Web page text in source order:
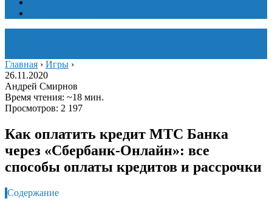
Главная › Игры ›
26.11.2020
Андрей Смирнов
Время чтения: ~18 мин.
Просмотров: 2 197
Как оплатить кредит МТС Банка
через «Сбербанк-Онлайн»: все
способы оплаты кредитов и рассрочки
Содержание